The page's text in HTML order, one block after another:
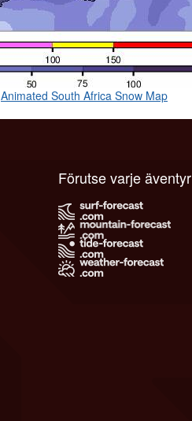
Animated South Africa Snow Map
Förutse varje äventyr